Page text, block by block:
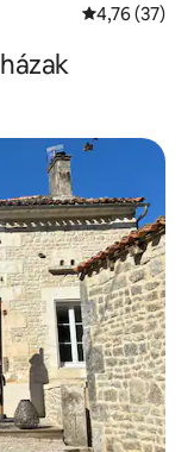
Átlagos
4,76 (37)